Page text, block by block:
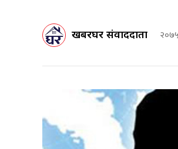
खबरघर संवाददाता